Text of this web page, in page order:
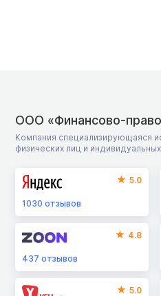
ООО «Финансово-
Компания специализирующаяся
физических лиц и
5.0
1030 отзывов
4.8
437 отзывов
5.0